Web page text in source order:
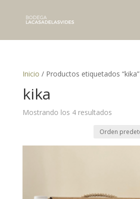
Inicio / Productos etiquetados “kika”
kika
Mostrando los 4 resultados